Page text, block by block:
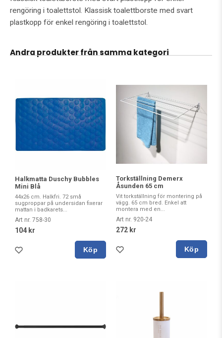
rengöring i toalettstol. Klassisk toalettborste med svart
plastkopp för enkel rengöring i toalettstol.
Andra produkter från samma kategori
Halkmatta Duschy Bubbles
Mini Blå
44x26 cm. Halkfri. 72 små
sugproppar på undersidan fixerar
mattan i badkarets...
Art nr. 758-30
104 kr
Köp
Torkställning Demerx
Åsunden 65 cm
Vit torkställning för montering på
vägg. 65 cm bred. Enkel att
montera med en...
Art nr. 920-24
272 kr
Köp